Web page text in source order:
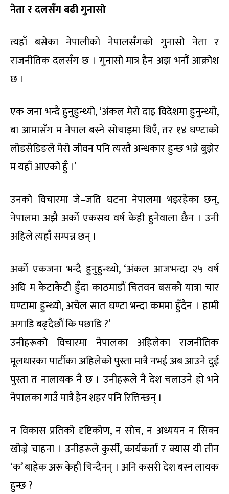
नेता र दलसँग बढी गुनासो
त्यहाँ बसेका नेपालीको नेपालसँगको गुनासो नेता र
राजनीतिक दलसँग छ । गुनासो मात्र हैन अझ भनौं आक्रोश
छ ।
एक जना भन्दै हुनुहुन्थ्यो, ‘अंकल मेरो दाइ विदेशमा हुनुुन्थ्यो,
बा आमासँग म नेपाल बस्ने सोचाइमा थिएँ, तर १४ घण्टाको
लोडसेडिङले मेरो जीवन पनि त्यस्तै अन्धकार हुन्छ भन्ने बुझेर
म यहाँ आएको हुँ ।’
उनको विचारमा जे–जति घटना नेपालमा भइरहेका छन्,
नेपालमा अझै अर्को एकसय वर्ष केही हुनेवाला छैन । उनी
अहिले त्यहाँ सम्पन्न छन् ।
अर्को एकजना भन्दै हुनुहुन्थ्यो, ‘अंकल आजभन्दा २५ वर्ष
अघि म केटाकेटी हुँदा काठमाडौं चितवन बसको यात्रा चार
घण्टामा हुन्थ्यो, अचेल सात घण्टा भन्दा कममा हुँदैन । हामी
अगाडि बढ्दैछौं कि पछाडि ?’
उनीहरूको विचारमा नेपालका अहिलेका राजनीतिक
मूलधारका पार्टीका अहिलेको पुस्ता मात्रै नभई अब आउने दुई
पुस्ता त नालायक नै छ । उनीहरूले नै देश चलाउने हो भने
नेपालका गाउँ मात्रै हैन शहर पनि रित्तिन्छन् ।
न विकास प्रतिको दृष्टिकोण, न सोच, न अध्ययन न सिक्न
खोज्ने चाहना । उनीहरूले कुर्सी, कार्यकर्ता र क्यास यी तीन
‘क’ बाहेक अरू केही चिन्दैनन् । अनि कसरी देश बस्न लायक
हुन्छ ?